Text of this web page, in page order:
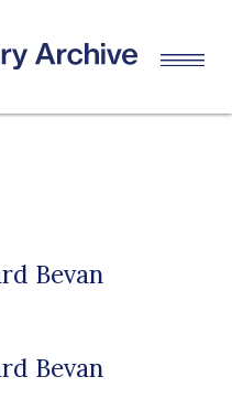
Bevan
Bevan